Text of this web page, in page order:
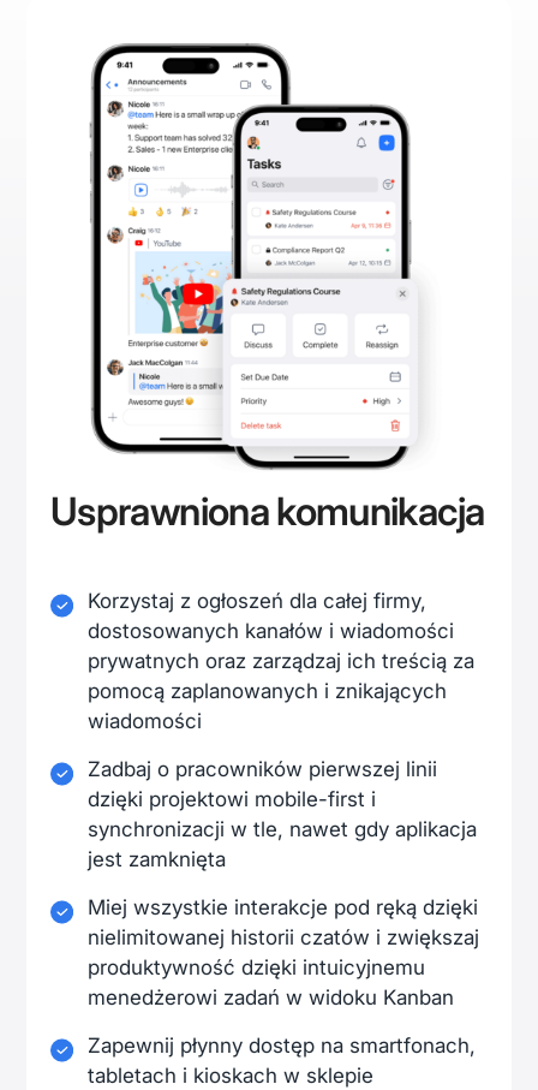
Usprawniona komunikacja
Korzystaj z ogłoszeń dla całej firmy,
dostosowanych kanałów i wiadomości
prywatnych oraz zarządzaj ich treścią za
pomocą zaplanowanych i znikających
wiadomości
Zadbaj o pracowników pierwszej linii
dzięki projektowi mobile-first i
synchronizacji w tle, nawet gdy aplikacja
jest zamknięta
Miej wszystkie interakcje pod ręką dzięki
nielimitowanej historii czatów i zwiększaj
produktywność dzięki intuicyjnemu
menedżerowi zadań w widoku Kanban
Zapewnij płynny dostęp na smartfonach,
tabletach i kioskach w sklepie